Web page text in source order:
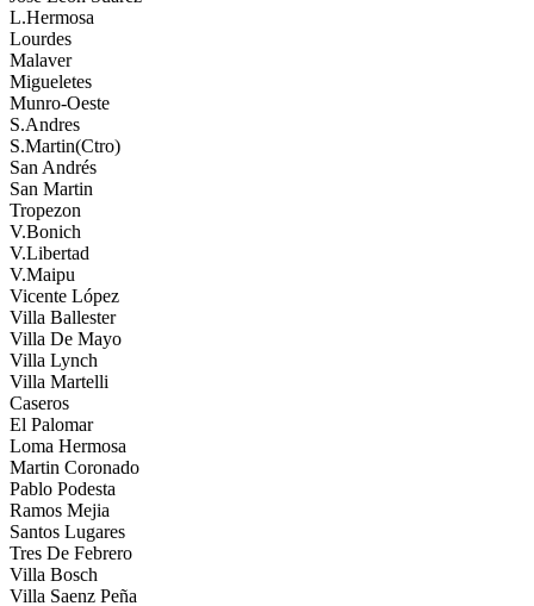
L.Hermosa
Lourdes
Malaver
Migueletes
Munro-Oeste
S.Andres
S.Martin(Ctro)
San Andrés
San Martin
Tropezon
V.Bonich
V.Libertad
V.Maipu
Vicente López
Villa Ballester
Villa De Mayo
Villa Lynch
Villa Martelli
Caseros
El Palomar
Loma Hermosa
Martin Coronado
Pablo Podesta
Ramos Mejia
Santos Lugares
Tres De Febrero
Villa Bosch
Villa Saenz Peña